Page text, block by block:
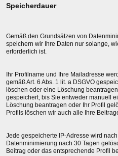
Speicherdauer
Gemäß den Grundsätzen von
speichern wir Ihre Daten nur solange,
erforderlich ist.
Ihr Profilname und Ihre Mailadresse
gemäß Art. 6 Abs. 1 lit. a DSGVO
löschen oder eine Löschung
gespeichert, bis Sie entweder manuell
Löschung beantragen oder Ihr Profil
Profils löschen wir auch alle Ihre
Jede gespeicherte IP-Adresse wird
Datenminimierung nach 30 Tagen
Beitrag oder das entsprechende Profil